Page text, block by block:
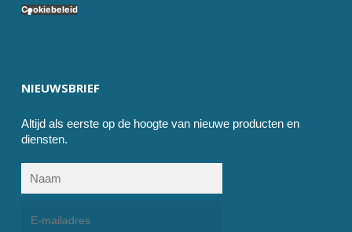
Cookiebeleid
NIEUWSBRIEF
Altijd als eerste op de hoogte van nieuwe producten en
diensten.